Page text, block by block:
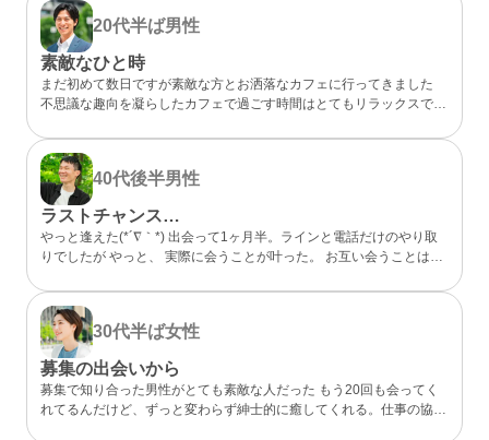
セージが盛り上がり嬉しかったです。 カフェに誘ってもらい、実際
にお会いするととっても話しやすくて、時間があっという間。 少し
年上でしたが、気を使わずに話せる感じが心地よくて、「また会いた
いな」と素直に伝えました。彼のちょっと嬉しそうな顔をみたら、思
わずドキドキしました。 成功談でいいのか…まだどうなるかはわか
らないけど、出会えてよかったと思える人になりました。
20代半ば男性
素敵なひと時
まだ初めて数日ですが素敵な方とお洒落なカフェに行ってきました
不思議な趣向を凝らしたカフェで過ごす時間はとてもリラックスでき
もお互い良い出会いを探したいですね
40代後半男性
ラストチャンス…
やっと逢えた(*´∇｀*) 出会って1ヶ月半。ラインと電話だけのやり取
りでしたが やっと、 実際に会うことが叶った。 お互い会うことは諦
の可愛い、 メガネの似合う、 タイプの方でした。 ホント、大切にし
たいと思った。 また会う約束もできた。 こんな僕と… ありがとう(*
´∇｀*)
30代半ば女性
募集の出会いから
募集で知り合った男性がとても素敵な人だった もう20回も会ってく
れてるんだけど、ずっと変わらず紳士的に癒してくれる。仕事の協力